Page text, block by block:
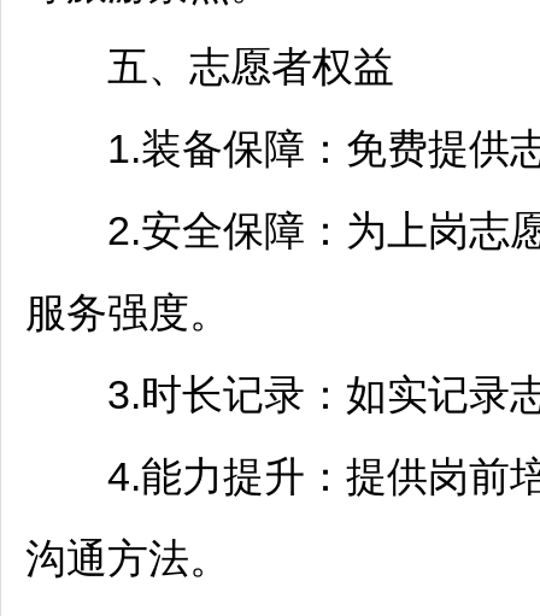
五、志愿者权益
1.装备保障：免费提供志
2.安全保障：为上岗志愿
服务强度。
3.时长记录：如实记录
4.能力提升：提供岗前培
沟通方法。